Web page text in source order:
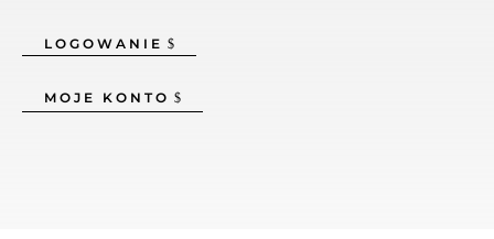
LOGOWANIE
MOJE KONTO